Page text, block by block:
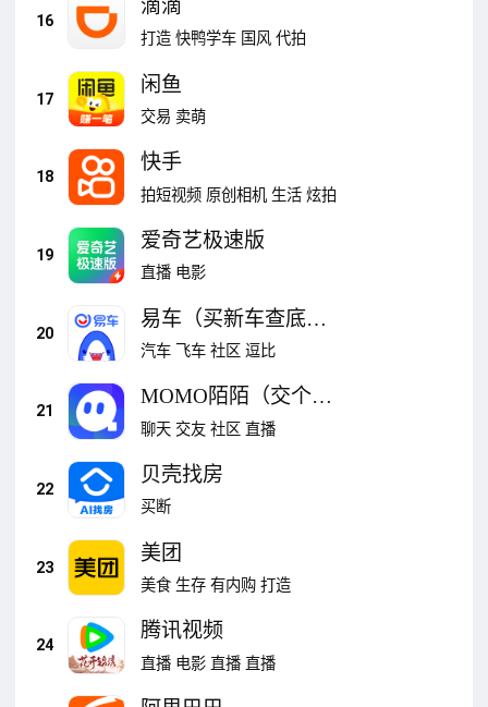
16
滴滴
打造 快鸭学车 国风 代拍
17
闲鱼
交易 卖萌
18
快手
拍短视频 原创相机 生活 炫拍
19
爱奇艺极速版
直播 电影
20
易车（买新车查底
价）
汽车 飞车 社区 逗比
21
MOMO陌陌（交个朋
友）
聊天 交友 社区 直播
22
贝壳找房
买断
23
美团
美食 生存 有内购 打造
24
腾讯视频
直播 电影 直播 直播